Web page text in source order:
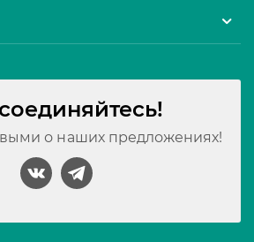
о наших предложениях!